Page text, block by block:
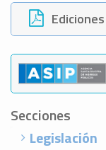
Secciones
Legislación